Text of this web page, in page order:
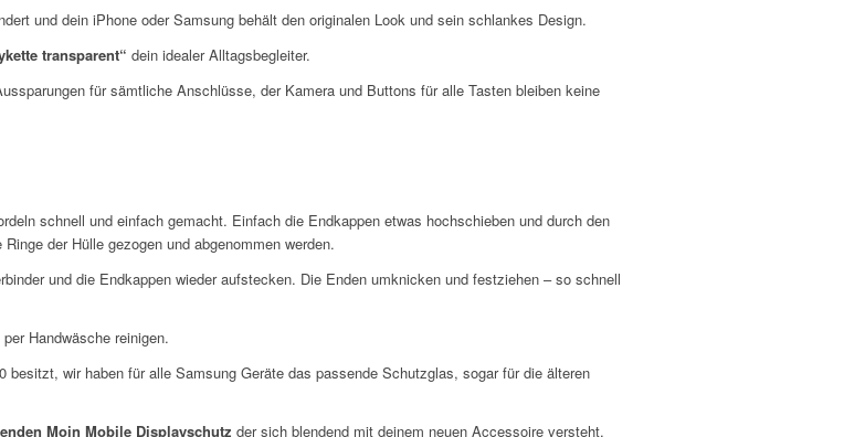
und dein iPhone oder Samsung behält den originalen Look und sein schlankes Design.
transparent“ dein idealer Alltagsbegleiter.
für sämtliche Anschlüsse, der Kamera und Buttons für alle Tasten bleiben keine
schnell und einfach gemacht. Einfach die Endkappen etwas hochschieben und durch den
der Hülle gezogen und abgenommen werden.
und die Endkappen wieder aufstecken. Die Enden umknicken und festziehen – so schnell
Handwäsche reinigen.
wir haben für alle Samsung Geräte das passende Schutzglas, sogar für die älteren
Moin Mobile Displayschutz der sich blendend mit deinem neuen Accessoire versteht.